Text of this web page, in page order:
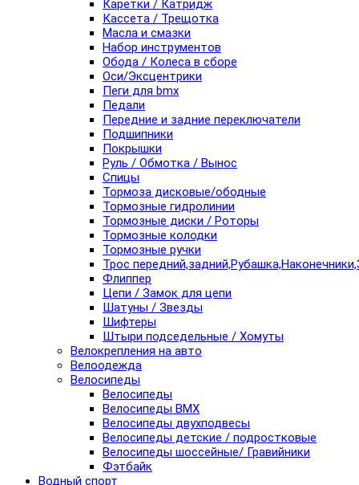
Каретки / Катридж
Кассета / Трещотка
Масла и смазки
Набор инструментов
Обода / Колеса в сборе
Оси/Эксцентрики
Пеги для bmx
Педали
Передние и задние переключатели
Подшипники
Покрышки
Руль / Обмотка / Вынос
Спицы
Тормоза дисковые/ободные
Тормозные гидролинии
Тормозные диски / Роторы
Тормозные колодки
Тормозные ручки
Трос
Флиппер
Цепи / Замок для цепи
Шатуны / Звезды
Шифтеры
Штыри подседельные / Хомуты
Велокрепления на авто
Велоодежда
Велосипеды
Велосипеды
Велосипеды BMX
Велосипеды двухподвесы
Велосипеды детские / подростковые
Велосипеды шоссейные/ Гравийники
Фэтбайк
Водный спорт